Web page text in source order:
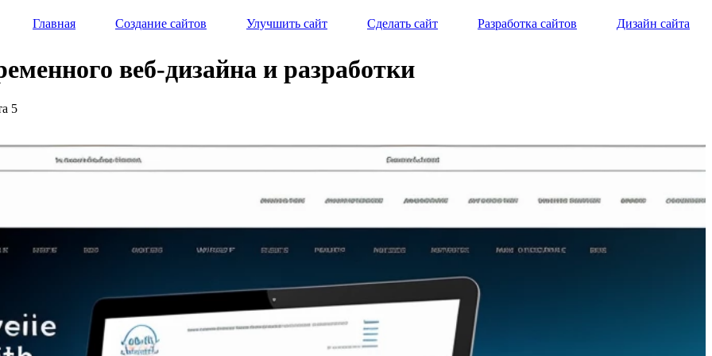
Главная Создание сайтов Улучшить сайт Сделать сайт Разработка сайтов Дизайн сайта
веб-дизайна и разработки
5